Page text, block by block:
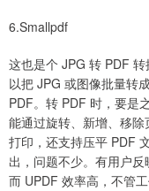
6.Smallpdf
这也是个 JPG 转 PDF
以把 JPG 或图像批量转
PDF。转 PDF 时，要是
能通过旋转、新增、移
打印，还支持压平 PDF
出，问题不少。有用户反
而 UPDF 效率高，不管